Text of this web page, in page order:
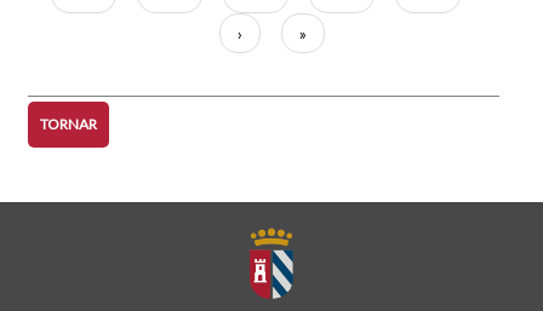
actual
Pàgina
següent
›
Última
pàgina
»
TORNAR